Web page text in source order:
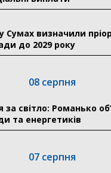
Сумах визначили
до 2029 року
08 серпня
за світло: Романько
та енергетиків
07 серпня